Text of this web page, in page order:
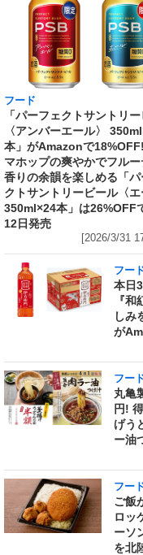
フード
「パーフェクトサントリ
〈アンバーエール〉
本」がAmazonで
マホップの爽やかでフル
香りの余韻を楽しめる「パ
クトサントリービール〈エ
350ml×24本」は26%OFF
12日発売
[2026/3/31
フー
本日
『
しみ
が
フー
丸亀
円!
げう
ー油
フー
ご飯
ロッ
ーソ
を北